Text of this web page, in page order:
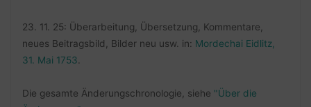
23. 11. 25: Überarbeitung, Übersetzung, Kommentare,
neues Beitragsbild, Bilder neu usw. in: Mordechai Eidlitz,
31. Mai 1753
Die gesamte Änderungschronologie, siehe "Über die